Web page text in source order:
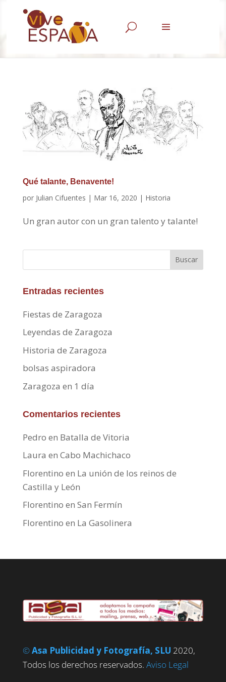
U
Qué talante, Benavente!
por Julian Cifuentes | Mar 16, 2020 | Historia
Un gran autor con un gran talento y talante!
Buscar
Entradas recientes
Fiestas de Zaragoza
Leyendas de Zaragoza
Historia de Zaragoza
bolsas aspiradora
Zaragoza en 1 día
Comentarios recientes
Pedro en Batalla de Vitoria
Laura en Cabo Machichaco
Florentino en La unión de los reinos de
Castilla y León
Florentino en San Fermín
Florentino en La Gasolinera
©Asa Publicidad y Fotografía, SLU 2020,
Todos los derechos reservados. Aviso Legal